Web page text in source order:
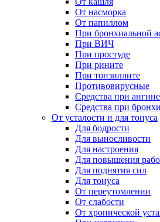
От насморка
От папиллом
При бронхиальной
При ВИЧ
При простуде
При рините
При тонзиллите
Противовирусные
Средства при ангине
Средства при
От усталости и для тонуса
Для бодрости
Для выносливости
Для настроения
Для повышения
Для поднятия сил
Для тонуса
От переутомлении
От слабости
От хронической